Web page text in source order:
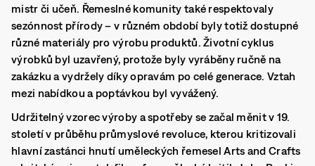
mistr či učeň. Řemeslné komunity také respektovaly
sezónnost přírody – v různém období byly totiž dostupné
různé materiály pro výrobu produktů. Životní cyklus
výrobků byl uzavřený, protože byly vyráběny ručně na
zakázku a vydržely díky opravám po celé generace. Vztah
mezi nabídkou a poptávkou byl vyvážený.
Udržitelný vzorec výroby a spotřeby se začal měnit v 19.
století v průběhu průmyslové revoluce, kterou kritizovali
hlavní zastánci hnutí uměleckých řemesel Arts and Crafts